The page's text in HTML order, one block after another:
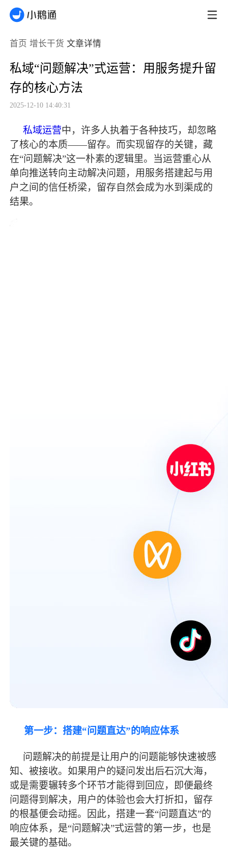
首页 增长干货 文章详情
私域“问题解决”式运营：用服务提升留
存的核心方法
2025-12-10 14:40:31
私域运营中，许多人执着于各种技巧，却忽略
了核心的本质——留存。而实现留存的关键，藏
在“问题解决”这一朴素的逻辑里。当运营重心从
单向推送转向主动解决问题，用服务搭建起与用
户之间的信任桥梁，留存自然会成为水到渠成的
结果。
第一步：搭建“问题直达”的响应体系
问题解决的前提是让用户的问题能够快速被感
知、被接收。如果用户的疑问发出后石沉大海，
或是需要辗转多个环节才能得到回应，即便最终
问题得到解决，用户的体验也会大打折扣，留存
的根基便会动摇。因此，搭建一套“问题直达”的
响应体系，是“问题解决”式运营的第一步，也是
最关键的基础。